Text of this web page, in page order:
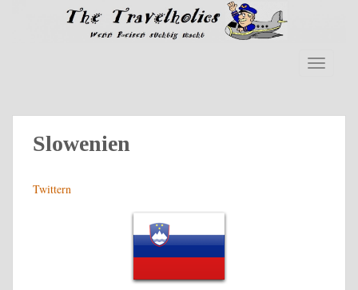
Slowenien
Twittern